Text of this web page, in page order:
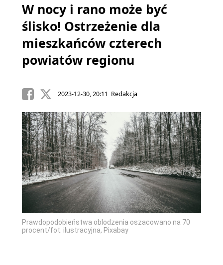
W nocy i rano może być
ślisko! Ostrzeżenie dla
mieszkańców czterech
powiatów regionu
2023-12-30, 20:11 Redakcja
Prawdopodobieństwa oblodzenia oszacowano na 70
procent/fot. ilustracyjna, Pixabay